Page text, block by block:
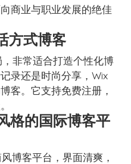
商业与职业发展的绝佳
方式博客
非常适合打造个性化博
录还是时尚分享，Wix
客。它支持免费注册，
的国际博客平
博客平台，界面清爽，